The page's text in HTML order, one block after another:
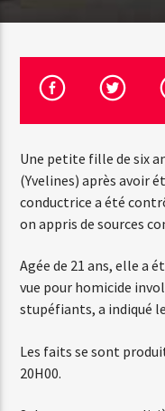
Emission en cours
Web-
07:00
Web-
Web-
Une petite fille de six
(Yvelines) après avoir
conductrice a été
on appris de sources
Agée de 21 ans, elle a
vue pour homicide
stupéfiants, a indiqué
Les faits se sont
20H00.